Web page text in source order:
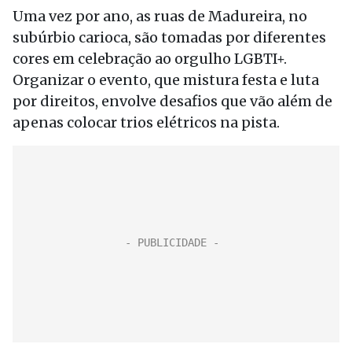
Uma vez por ano, as ruas de Madureira, no
subúrbio carioca, são tomadas por diferentes
cores em celebração ao orgulho LGBTI+.
Organizar o evento, que mistura festa e luta
por direitos, envolve desafios que vão além de
apenas colocar trios elétricos na pista.